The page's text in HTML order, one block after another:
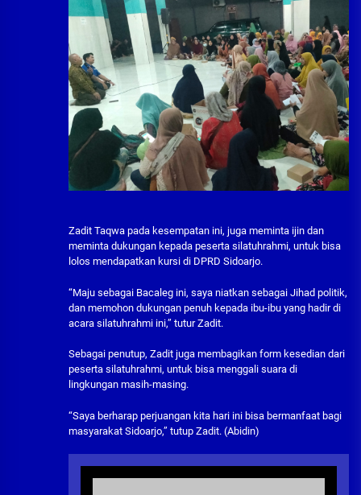
Zadit Taqwa pada kesempatan ini, juga meminta ijin dan
meminta dukungan kepada peserta silatuhrahmi, untuk bisa
lolos mendapatkan kursi di DPRD Sidoarjo.
“Maju sebagai Bacaleg ini, saya niatkan sebagai Jihad politik,
dan memohon dukungan penuh kepada ibu-ibu yang hadir di
acara silatuhrahmi ini,” tutur Zadit.
Sebagai penutup, Zadit juga membagikan form kesedian dari
peserta silatuhrahmi, untuk bisa menggali suara di
lingkungan masih-masing.
“Saya berharap perjuangan kita hari ini bisa bermanfaat bagi
masyarakat Sidoarjo,” tutup Zadit. (Abidin)